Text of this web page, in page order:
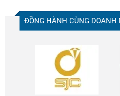
ĐỒNG HÀNH CÙNG DOANH